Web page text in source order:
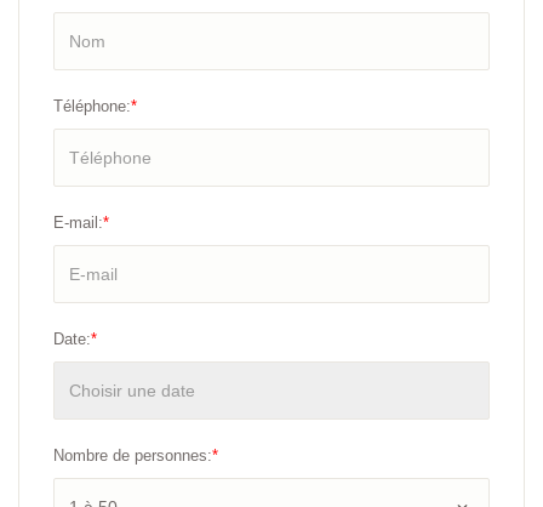
Téléphone:*
E-mail:*
Date:*
Nombre de personnes:*